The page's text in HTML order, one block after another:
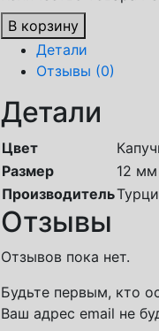
В корзину
Детали
Отзывы (0)
Детали
Цвет
Размер
12 мм
Производитель
Отзывы
Отзывов пока нет.
Будьте первым, кто
Ваш адрес email не